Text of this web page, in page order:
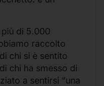
di 5.000
raccolto
chi si è sentito
chi ha smesso di
a sentirsi “una